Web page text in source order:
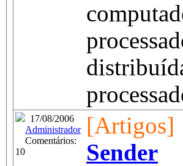
17/08/2006
Administrador
Comentários:
10
[Artigos]
Sender